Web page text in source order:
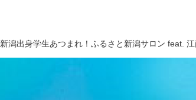
新潟出身学生あつまれ！ふるさと新潟サロン feat.